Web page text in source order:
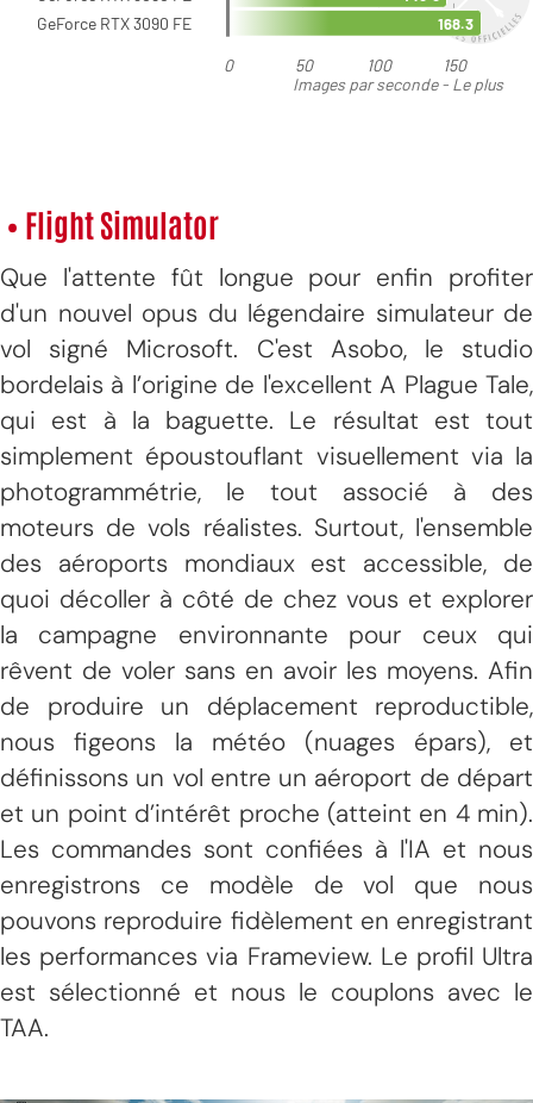
• Flight Simulator
Que l'attente fût longue pour enfin profiter
d'un nouvel opus du légendaire simulateur de
vol signé Microsoft. C'est Asobo, le studio
bordelais à l’origine de l'excellent A Plague Tale,
qui est à la baguette. Le résultat est tout
simplement époustouflant visuellement via la
photogrammétrie, le tout associé à des
moteurs de vols réalistes. Surtout, l'ensemble
des aéroports mondiaux est accessible, de
quoi décoller à côté de chez vous et explorer
la campagne environnante pour ceux qui
rêvent de voler sans en avoir les moyens. Afin
de produire un déplacement reproductible,
nous figeons la météo (nuages épars), et
définissons un vol entre un aéroport de départ
et un point d’intérêt proche (atteint en 4 min).
Les commandes sont confiées à l'IA et nous
enregistrons ce modèle de vol que nous
pouvons reproduire fidèlement en enregistrant
les performances via Frameview. Le profil Ultra
est sélectionné et nous le couplons avec le
TAA.